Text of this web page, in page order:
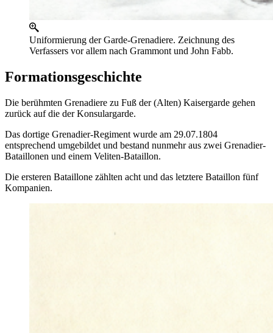
Uniformierung der Garde-Grenadiere. Zeichnung des
Verfassers vor allem nach Grammont und John Fabb.
Formationsgeschichte
Die berühmten Grenadiere zu Fuß der (Alten) Kaisergarde gehen
zurück auf die der Konsulargarde.
Das dortige Grenadier-Regiment wurde am 29.07.1804
entsprechend umgebildet und bestand nunmehr aus zwei Grenadier-
Bataillonen und einem Veliten-Bataillon.
Die ersteren Bataillone zählten acht und das letztere Bataillon fünf
Kompanien.